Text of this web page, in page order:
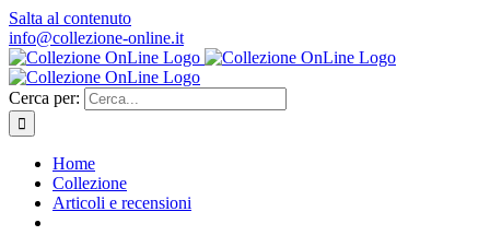
Salta al contenuto
info@collezione-online.it
Cerca per:
Home
Collezione
Articoli e recensioni